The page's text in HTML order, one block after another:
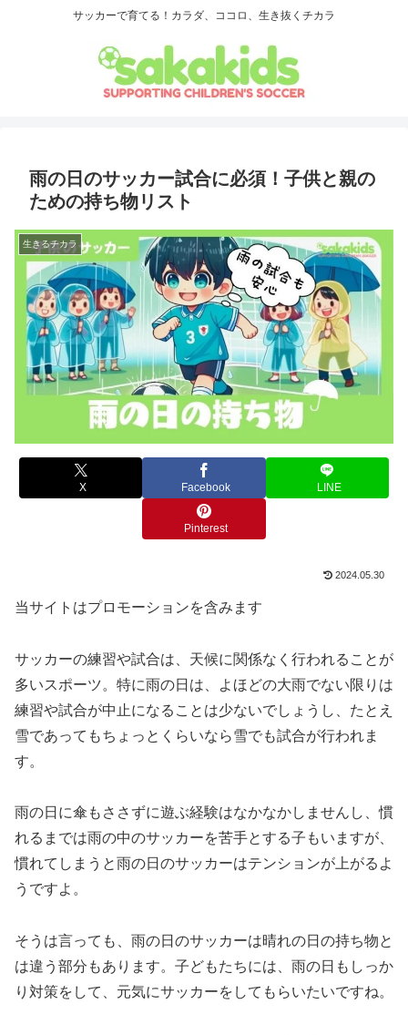
サッカーで育てる！カラダ、ココロ、生き抜くチカラ
雨の日のサッカー試合に必須！子供と親の
ための持ち物リスト
生きるチカラ
X Facebook LINE
Pinterest
2024.05.30
当サイトはプロモーションを含みます
サッカーの練習や試合は、天候に関係なく行われることが
多いスポーツ。特に雨の日は、よほどの大雨でない限りは
練習や試合が中止になることは少ないでしょうし、たとえ
雪であってもちょっとくらいなら雪でも試合が行われま
す。
雨の日に傘もささずに遊ぶ経験はなかなかしませんし、慣
れるまでは雨の中のサッカーを苦手とする子もいますが、
慣れてしまうと雨の日のサッカーはテンションが上がるよ
うですよ。
そうは言っても、雨の日のサッカーは晴れの日の持ち物と
は違う部分もあります。子どもたちには、雨の日もしっか
り対策をして、元気にサッカーをしてもらいたいですね。